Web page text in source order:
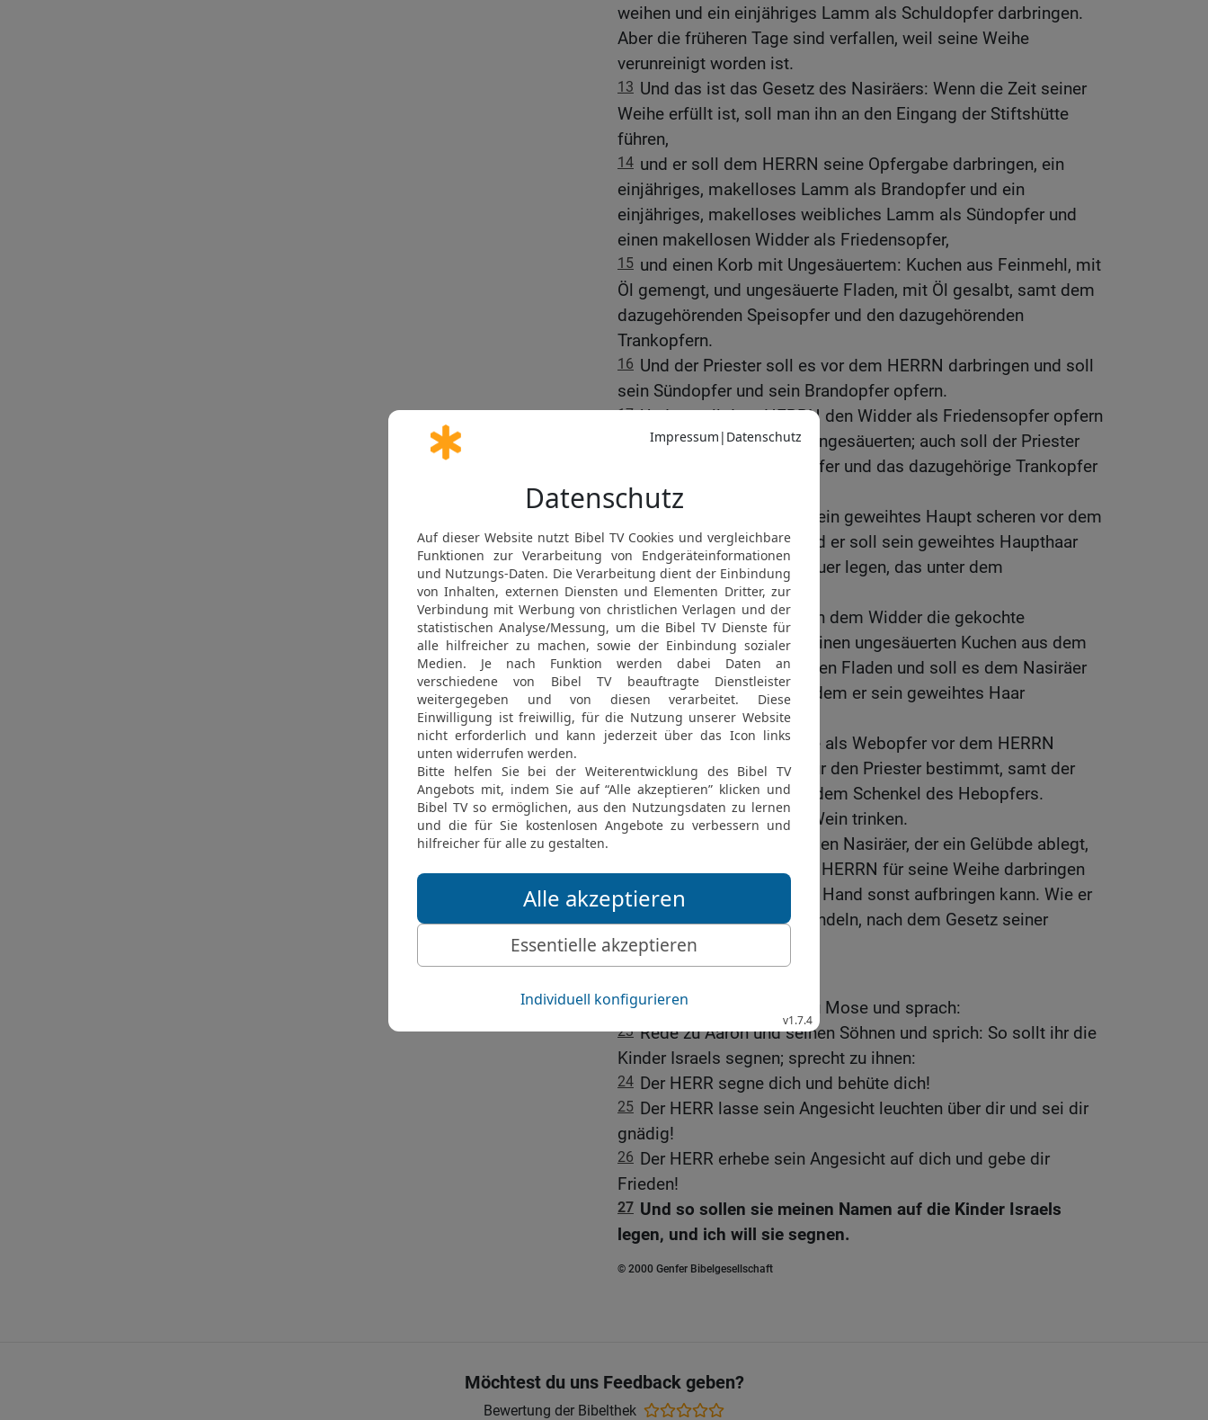
weihen und ein einjähriges Lamm als Schuldopfer darbringen.
Aber die früheren Tage sind verfallen, weil seine Weihe
verunreinigt worden ist.
13 Und das ist das Gesetz des Nasiräers: Wenn die Zeit seiner
Weihe erfüllt ist, soll man ihn an den Eingang der Stiftshütte
führen,
14 und er soll dem HERRN seine Opfergabe darbringen, ein
einjähriges, makelloses Lamm als Brandopfer und ein
einjähriges, makelloses weibliches Lamm als Sündopfer und
einen makellosen Widder als Friedensopfer,
15 und einen Korb mit Ungesäuertem: Kuchen aus Feinmehl, mit
Öl gemengt, und ungesäuerte Fladen, mit Öl gesalbt, samt dem
dazugehörenden Speisopfer und den dazugehörenden
Trankopfern.
16 Und der Priester soll es vor dem HERRN darbringen und soll
sein Sündopfer und sein Brandopfer opfern.
17 Und er soll dem HERRN den Widder als Friedensopfer opfern
samt dem Korb mit dem Ungesäuerten; auch soll der Priester
das dazugehörige Speisopfer und das dazugehörige Trankopfer
opfern.
Der Nasiräer aber soll sein geweihtes Haupt scheren vor dem
Eingang der Stiftshütte, und er soll sein geweihtes Haupthaar
nehmen und es auf das Feuer legen, das unter dem
Friedensopfer ist.
19 Und der Priester soll von dem Widder die gekochte
Vorderkeule nehmen und einen ungesäuerten Kuchen aus dem
Korb und einen ungesäuerten Fladen und soll es dem Nasiräer
auf die Hände legen, nachdem er sein geweihtes Haar
abgeschoren hat.
20 Und der Priester soll sie als Webopfer vor dem HERRN
weben. Das ist als heilig für den Priester bestimmt, samt der
Brust des Webopfers und dem Schenkel des Hebopfers.
Danach darf der Nasiräer Wein trinken.
Das ist das Gesetz für den Nasiräer, der ein Gelübde ablegt,
und das Opfer, das er dem HERRN für seine Weihe darbringen
soll, außer dem, was seine Hand sonst aufbringen kann. Wie er
es gelobt hat, so soll er handeln, nach dem Gesetz seiner
Weihe.
22 Und der HERR redete zu Mose und sprach:
23 Rede zu Aaron und seinen Söhnen und sprich: So sollt ihr die
Kinder Israels segnen; sprecht zu ihnen:
24 Der HERR segne dich und behüte dich!
25 Der HERR lasse sein Angesicht leuchten über dir und sei dir
gnädig!
26 Der HERR erhebe sein Angesicht auf dich und gebe dir
Frieden!
27 Und so sollen sie meinen Namen auf die Kinder Israels
legen, und ich will sie segnen.
© 2000 Genfer Bibelgesellschaft
Möchtest du uns Feedback geben?
Bewertung der Bibelthek